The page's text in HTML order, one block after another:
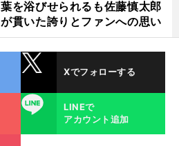
葉を浴びせられるも佐藤慎太郎
が貫いた誇りとファンへの思い
Xでフォローする
LINE
LINEで
アカウント追加